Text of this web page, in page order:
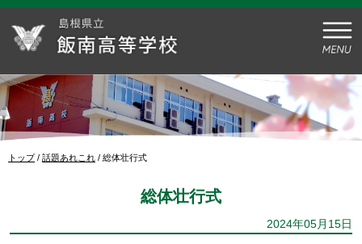
このページの本文へ
現
トップ/ 話題あれこれ / 総体壮行式
総体壮行式
2024年05月15日